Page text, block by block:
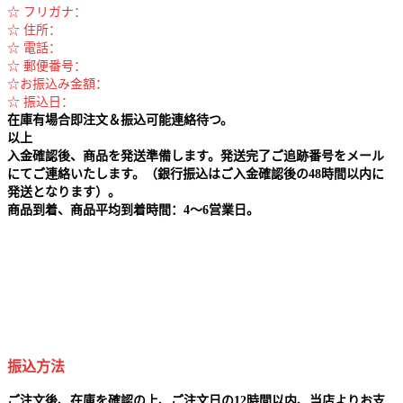
☆ フリガナ：
☆ 住所：
☆ 電話：
☆ 郵便番号：
☆お振込み金額：
☆ 振込日：
在庫有場合即注文＆振込可能連絡待つ。
以上
入金確認後、商品を発送準備します。発送完了ご追跡番号をメール
にてご連絡いたします。（銀行振込はご入金確認後の48時間以内に
発送となります）。
商品到着、商品平均到着時間：4～6営業日。
振込方法